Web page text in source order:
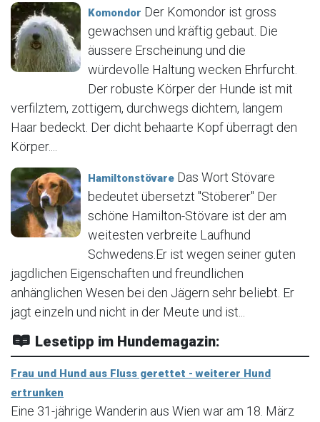
Komondor Der Komondor ist gross
gewachsen und kräftig gebaut. Die
äussere Erscheinung und die
würdevolle Haltung wecken Ehrfurcht.
Der robuste Körper der Hunde ist mit
verfilztem, zottigem, durchwegs dichtem, langem
Haar bedeckt. Der dicht behaarte Kopf überragt den
Körper....
Hamiltonstövare Das Wort Stövare
bedeutet übersetzt "Stöberer" Der
schöne Hamilton-Stövare ist der am
weitesten verbreite Laufhund
Schwedens.Er ist wegen seiner guten
jagdlichen Eigenschaften und freundlichen
anhänglichen Wesen bei den Jägern sehr beliebt. Er
jagt einzeln und nicht in der Meute und ist...
Lesetipp im Hundemagazin:
Frau und Hund aus Fluss gerettet - weiterer Hund
ertrunken
Eine 31-jährige Wanderin aus Wien war am 18. März